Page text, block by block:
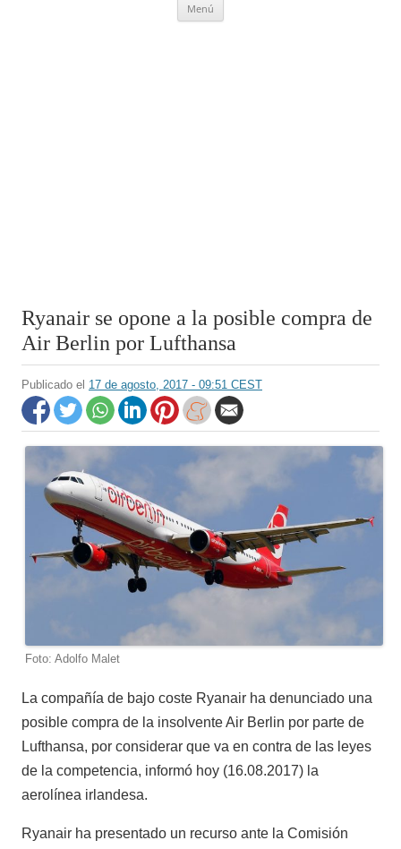
Menú
Ryanair se opone a la posible compra de
Air Berlin por Lufthansa
Publicado el 17 de agosto, 2017 - 09:51 CEST
Foto: Adolfo Malet
La compañía de bajo coste Ryanair ha denunciado una
posible compra de la insolvente Air Berlin por parte de
Lufthansa, por considerar que va en contra de las leyes
de la competencia, informó hoy (16.08.2017) la
aerolínea irlandesa.
Ryanair ha presentado un recurso ante la Comisión